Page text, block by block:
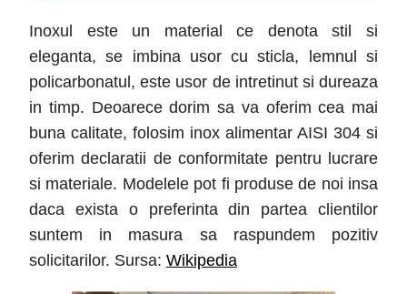
Inoxul este un material ce denota stil si
eleganta, se imbina usor cu sticla, lemnul si
policarbonatul, este usor de intretinut si dureaza
in timp. Deoarece dorim sa va oferim cea mai
buna calitate, folosim inox alimentar AISI 304 si
oferim declaratii de conformitate pentru lucrare
si materiale. Modelele pot fi produse de noi insa
daca exista o preferinta din partea clientilor
suntem in masura sa raspundem pozitiv
solicitarilor. Sursa: Wikipedia